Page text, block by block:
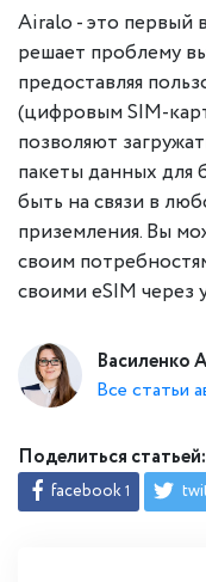
Airalo - это первый
решает проблему
предоставляя
(цифровым SIM-
позволяют
пакеты данных для
быть на связи в
приземления. Вы
своим
своими eSIM через
Василенко
Все статьи
Поделиться статьей:
facebook1